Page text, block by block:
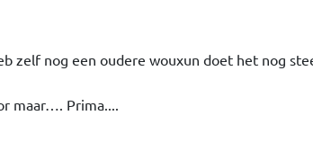
zelf nog een oudere wouxun doet het nog
maar…. Prima....